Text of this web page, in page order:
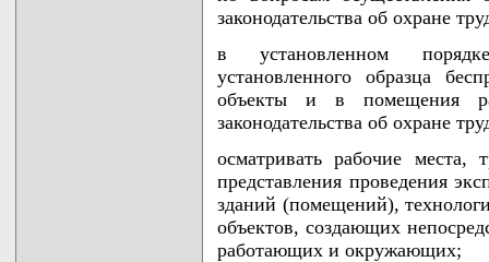
законодательства об охране
в установленном
установленного образца
объекты и в помещения
законодательства об охране
осматривать рабочие места,
представления проведения
зданий (помещений),
объектов, создающих
работающих и окружающих;